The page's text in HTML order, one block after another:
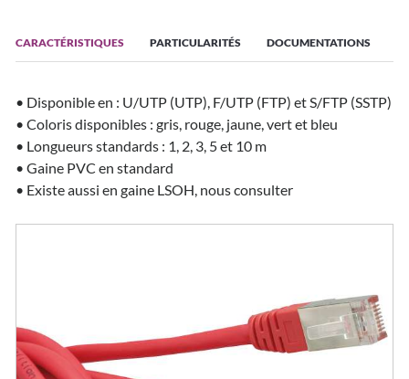
CARACTÉRISTIQUES PARTICULARITÉS DOCUMENTATIONS
• Disponible en : U/UTP (UTP), F/UTP (FTP) et S/FTP (SSTP)
• Coloris disponibles : gris, rouge, jaune, vert et bleu
• Longueurs standards : 1, 2, 3, 5 et 10 m
• Gaine PVC en standard
• Existe aussi en gaine LSOH, nous consulter